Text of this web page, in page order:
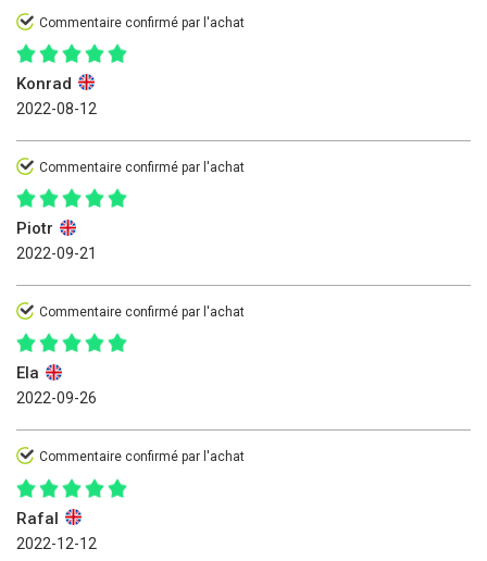
Commentaire confirmé par l'achat
Konrad
2022-08-12
Commentaire confirmé par l'achat
Piotr
2022-09-21
Commentaire confirmé par l'achat
Ela
2022-09-26
Commentaire confirmé par l'achat
Rafal
2022-12-12